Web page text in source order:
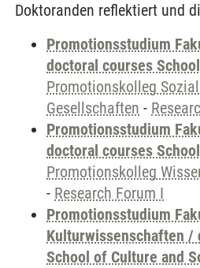
Doktoranden reflektiert und
Promotionsstudium
doctoral courses
Promotionskolleg
Gesellschaften -
Promotionsstudium
doctoral courses
Promotionskolleg
- Research Forum I
Promotionsstudium
Kulturwissenschaften /
School of Culture and